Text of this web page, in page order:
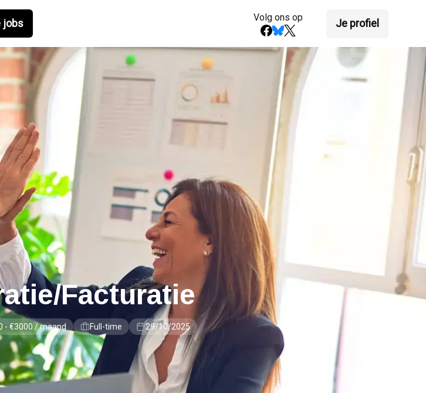
jobs Volg ons op Je profiel
Facturatie
- €3000 / maand Full-time 29/10/2025